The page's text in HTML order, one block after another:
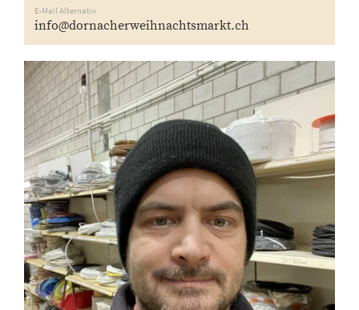
E-Mail Alternativ
info@dornacherweihnachtsmarkt.ch